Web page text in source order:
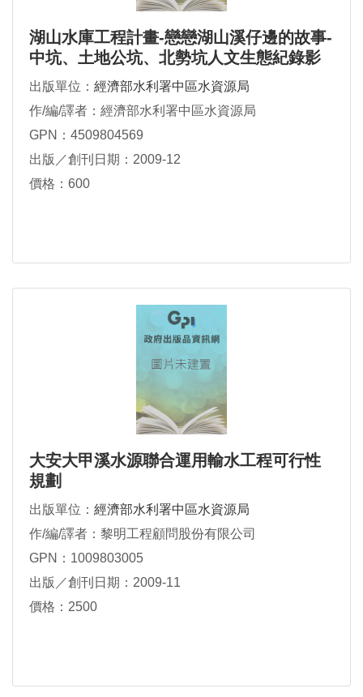
湖山水庫工程計畫-戀戀湖山溪仔邊的故事-
中坑、土地公坑、北勢坑人文生態紀錄影
像
出版單位： 經濟部水利署中區水資源局
作/編/譯者：經濟部水利署中區水資源局
GPN：4509804569
出版／創刊日期：2009-12
價格：600
大安大甲溪水源聯合運用輸水工程可行性
規劃
出版單位： 經濟部水利署中區水資源局
作/編/譯者：黎明工程顧問股份有限公司
GPN：1009803005
出版／創刊日期：2009-11
價格：2500